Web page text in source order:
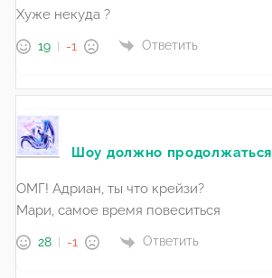
Хуже некуда ?
19 -1 Ответить
Шоу должно продолжаться
ОМГ! Адриан, ты что крейзи?
Мари, самое время повеситься
28 -1 Ответить